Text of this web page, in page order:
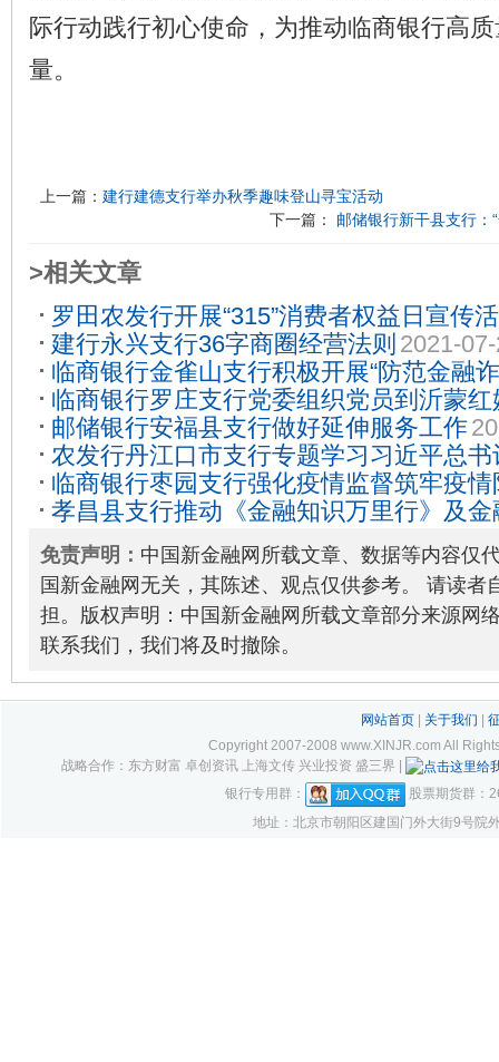
际行动践行初心使命，为推动临商银行高
量。
上一篇： 建行建德支行举办秋季趣味登山寻宝活动
下一篇：
邮储银行新干县支行：
>相关文章
罗田农发行开展“315”消费者权益日宣传
建行永兴支行36字商圈经营法则 2021-
临商银行金雀山支行积极开展“防范金融
传活动2021-09-10
临商银行罗庄支行党委组织党员到沂蒙
红色文化教育2021-06-23
邮储银行安福县支行做好延伸服务工作
农发行丹江口市支行专题学习习近平总
上的重要讲话精神2021-09-24
临商银行枣园支行强化疫情监督筑牢疫情
孝昌县支行推动《金融知识万里行》及
2021-06-28
免责声明： 中国新金融网所载文章、数据等内容仅
国新金融网无关，其陈述、观点仅供参考。 请读者
担。版权声明：中国新金融网所载文章部分来源网
联系我们，我们将及时撤除。
网站首页| 关于我们
Copyright 2007-2008 www.XINJR.com All
战略合作：东方财富 卓创资讯 上海文传 兴业投资 盛三界 |
银行专用群：
股票期货群：
地址：北京市朝阳区建国门外大街9号院